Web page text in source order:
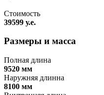
Стоимость
39599 у.е.
Размеры и масса
Полная длина
9520 мм
Наружняя длинна
8100 мм